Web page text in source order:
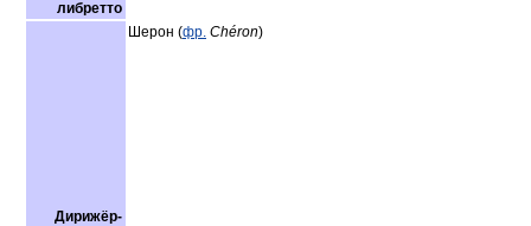
либретто
Дирижёр-
Шерон (фр. Chéron)